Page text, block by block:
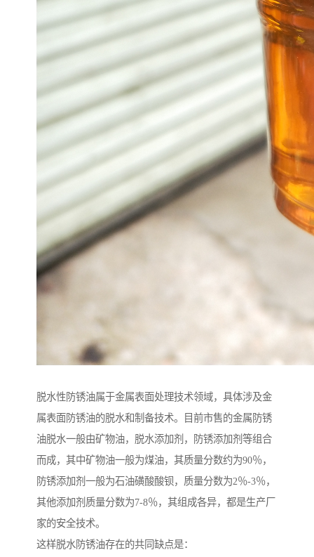
脱水性防锈油属于金属表面处理技术领域，具体涉及金
属表面防锈油的脱水和制备技术。目前市售的金属防锈
油脱水一般由矿物油，脱水添加剂，防锈添加剂等组合
而成，其中矿物油一般为煤油，其质量分数约为90％，
防锈添加剂一般为石油磺酸酸钡，质量分数为2％-3％，
其他添加剂质量分数为7-8％，其组成各异，都是生产厂
家的安全技术。
这样脱水防锈油存在的共同缺点是：